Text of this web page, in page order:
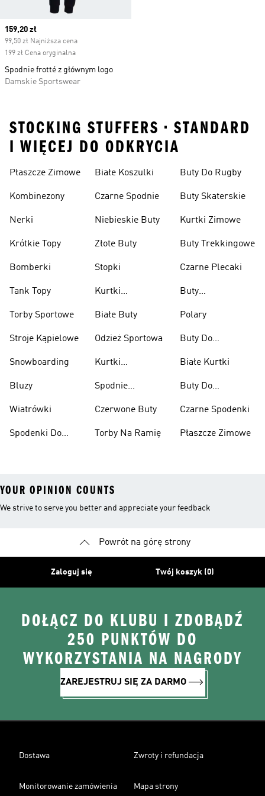
Current price
159,20 zł
99,50 zł Najniższa cena
199 zł Cena oryginalna
Spodnie frotté z głównym logo
Damskie Sportswear
STOCKING STUFFERS • STANDARD
I WIĘCEJ DO ODKRYCIA
Płaszcze Zimowe
Kombinezony
Nerki
Krótkie Topy
Bomberki
Tank Topy
Torby Sportowe
Stroje Kąpielowe
Snowboarding
Bluzy
Wiatrówki
Spodenki Do
Białe Koszulki
Czarne Spodnie
Niebieskie Buty
Złote Buty
Stopki
Kurtki
Białe Buty
Odzież Sportowa
Kurtki
Spodnie
Czerwone Buty
Torby Na Ramię
Buty Do Rugby
Buty Skaterskie
Kurtki Zimowe
Buty Trekkingowe
Czarne Plecaki
Buty
Polary
Buty Do
Ciężarów
Białe Kurtki
Buty Do
Czarne Spodenki
Płaszcze Zimowe
YOUR OPINION COUNTS
We strive to serve you better and appreciate your feedback
Powrót na górę strony
Zaloguj się Twój koszyk (0)
DOŁĄCZ DO KLUBU I ZDOBĄDŹ
250 PUNKTÓW DO
WYKORZYSTANIA NA NAGRODY
ZAREJESTRUJ SIĘ ZA DARMO
Dostawa Zwroty i refundacja
Monitorowanie zamówienia Mapa strony